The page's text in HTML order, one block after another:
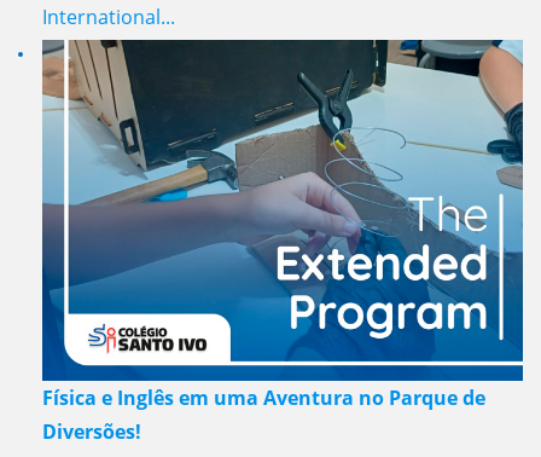
International...
Física e Inglês em uma Aventura no Parque de
Diversões!